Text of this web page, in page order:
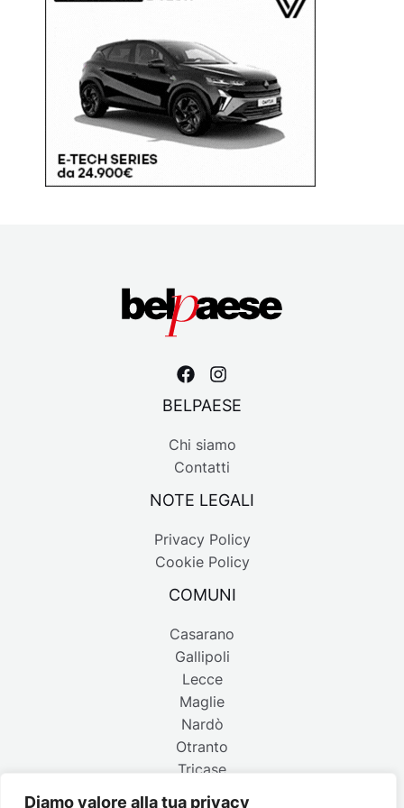
Diamo valore alla tua privacy
BELPAESE
Chi siamo
Contatti
NOTE LEGALI
Privacy Policy
Cookie Policy
COMUNI
Casarano
Gallipoli
Lecce
Maglie
Nardò
Otranto
Tricase